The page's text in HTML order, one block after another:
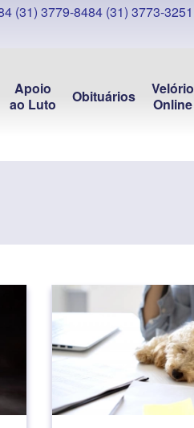
(31) 3779-8484 (31) 3773-3251
Apoio
ao Luto
Obituários
Velório
Online